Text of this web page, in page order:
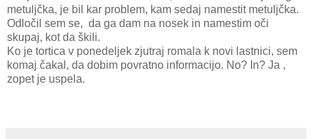
metuljčka, je bil kar problem, kam sedaj namestit metuljčka.
Odločil sem se, da ga dam na nosek in namestim oči
skupaj, kot da škili.
Ko je tortica v ponedeljek zjutraj romala k novi lastnici, sem
komaj čakal, da dobim povratno informacijo. No? In? Ja ,
zopet je uspela.